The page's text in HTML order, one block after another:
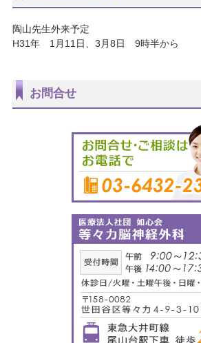
陶山先生外来予定
H31年 1月11日、3月8日 9時半から
お問合せ